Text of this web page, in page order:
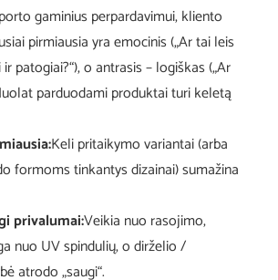
gaminius perpardavimui, kliento
pirmiausia yra emocinis („Ar tai leis
patogiai?“), o antrasis – logiškas („Ar
parduodami produktai turi keletą
Keli pritaikymo variantai (arba
formoms tinkantys dizainai) sumažina
privalumai:Veikia nuo rasojimo,
nuo UV spindulių, o dirželio /
atrodo „saugi“.